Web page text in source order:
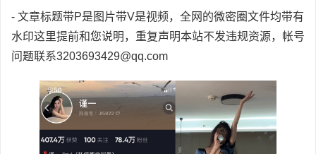
- 文章标题带P是图片带V是视频，全网的微密圈文件均带有
水印这里提前和您说明，重复声明本站不发违规资源，帐号
问题联系3203693429@qq.com